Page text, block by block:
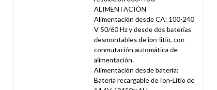
ALIMENTACIÓN
Alimentación desde CA: 100-240
V 50/60 Hz y desde dos baterías
desmontables de ion-litio, con
conmutación automática de
alimentación.
Alimentación desde batería:
Batería recargable de Ion-Litio de